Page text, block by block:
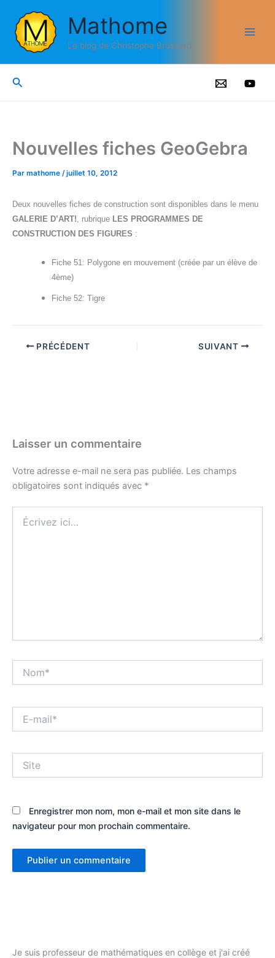
contenu
Mathome
Le blog de Christophe Brossard
Rechercher
Nouvelles fiches GeoGebra
Par mathome /juillet 10, 2012
Deux nouvelles fiches de construction sont disponibles dans le menu
GALERIE D’ART! , rubrique LES PROGRAMMES DE
CONSTRUCTION DES FIGURES :
Fiche 51: Polygone en mouvement (créée par un élève de
4ème)
Fiche 52: Tigre
PRÉCÉDENT SUIVANT
Laisser un commentaire
Votre adresse e-mail ne sera pas publiée. Les champs
obligatoires sont indiqués avec *
ici…
mail*
Enregistrer mon nom, mon e-mail et mon site dans le
navigateur pour mon prochain commentaire.
Je suis professeur de mathématiques en collège et j'ai créé